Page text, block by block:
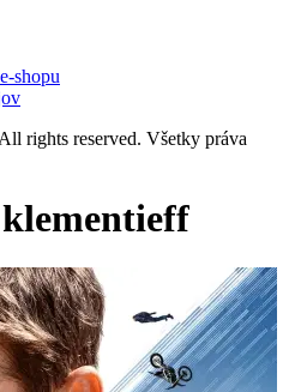
shopu
rights reserved. Všetky práva